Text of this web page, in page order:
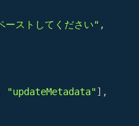
ーストしてください" ,
"updateMetadata"] ,